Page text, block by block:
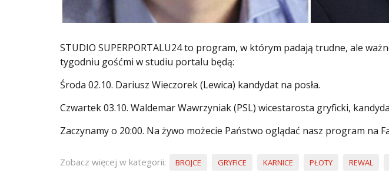
STUDIO SUPERPORTALU24 to program, w którym padają trudne, ale
tygodniu gośćmi w studiu portalu będą:
Środa 02.10. Dariusz Wieczorek (Lewica) kandydat na posła.
Czwartek 03.10. Waldemar Wawrzyniak (PSL) wicestarosta gryficki,
Zaczynamy o 20:00. Na żywo możecie Państwo oglądać nasz program na
Zobacz więcej w kategorii: BROJCE GRYFICE KARNICE PŁOTY REWAL